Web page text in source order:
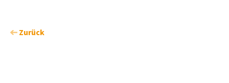
Zurück